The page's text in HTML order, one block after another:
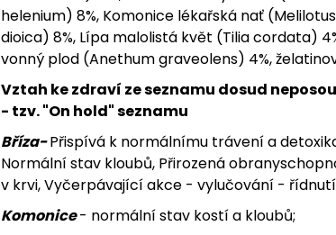
helenium) 8%, Komonice lékařská nať
dioica) 8%, Lípa malolistá květ (Tilia cordata)
vonný plod (Anethum graveolens) 4%,
Vztah ke zdraví ze seznamu dosud
- tzv. "On hold" seznamu
Bříza-Přispívá k normálnímu trávení a
Normální stav kloubů, Přirozená
v krvi, Vyčerpávající akce - vylučování - řídnutí
Komonice- normální stav kostí a kloubů;